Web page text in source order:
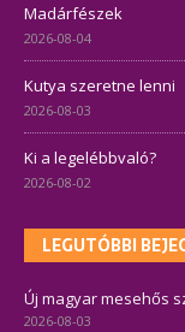
Madárfészek
2026-08-04
Kutya szeretne lenni
2026-08-03
Ki a legelébbvaló?
2026-08-02
LEGUTÓBBI
Új magyar mesehős
2026-08-03